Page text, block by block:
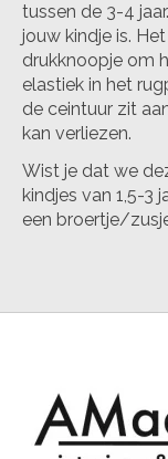
tussen de 3-4
jouw kindje is.
drukknoopje om
elastiek in het
de ceintuur zit
kan verliezen.
Wist je dat we
kindjes van 1,5-3
een broertje/